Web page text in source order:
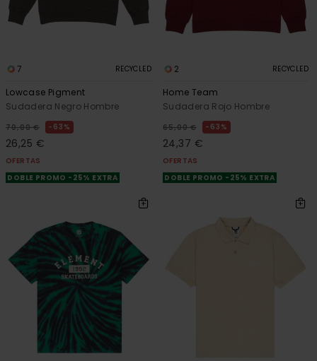
7 RECYCLED
Lowcase Pigment
Sudadera Negro Hombre
70,00 € 63%
26,25 €
OFERTAS
DOBLE PROMO -25% EXTRA
2 RECYCLED
Home Team
Sudadera Rojo Hombre
65,00 € 63%
24,37 €
OFERTAS
DOBLE PROMO -25% EXTRA